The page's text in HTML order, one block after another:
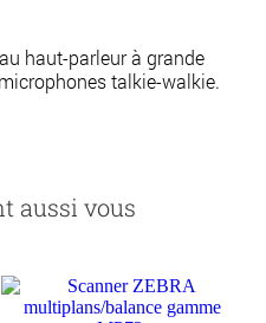
haut-parleur à grande
talkie-walkie.
aussi vous